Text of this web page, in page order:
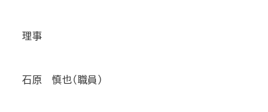
理事
石原 慎也（職員）